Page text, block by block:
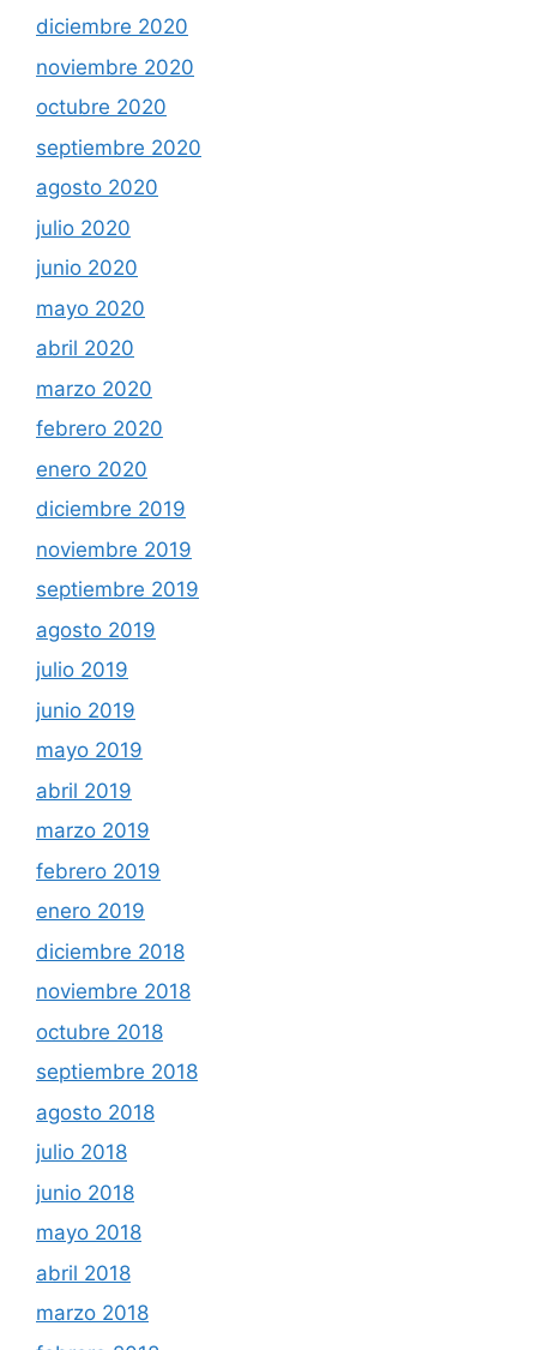
diciembre 2020
noviembre 2020
octubre 2020
septiembre 2020
agosto 2020
julio 2020
junio 2020
mayo 2020
abril 2020
marzo 2020
febrero 2020
enero 2020
diciembre 2019
noviembre 2019
septiembre 2019
agosto 2019
julio 2019
junio 2019
mayo 2019
abril 2019
marzo 2019
febrero 2019
enero 2019
diciembre 2018
noviembre 2018
octubre 2018
septiembre 2018
agosto 2018
julio 2018
junio 2018
mayo 2018
abril 2018
marzo 2018